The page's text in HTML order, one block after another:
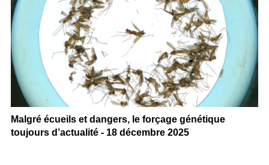
Malgré écueils et dangers, le forçage génétique
toujours d’actualité - 18 décembre 2025